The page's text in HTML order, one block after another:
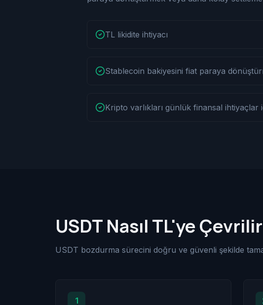
TL likidite ihtiyacı
Stablecoin bakiyesini fiat paraya
Kripto varlıkları günlük finansal ihtiyaçlar
USDT Nasıl TL'ye
USDT bozdurma sürecini doğru ve güvenli şekilde
1